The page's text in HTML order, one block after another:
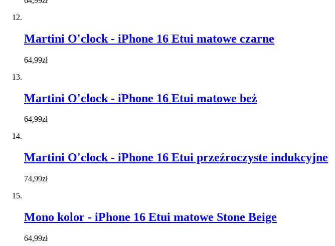
Martini O'clock - iPhone 16 Etui matowe czarne
64,99zł
Martini O'clock - iPhone 16 Etui matowe beż
64,99zł
Martini O'clock - iPhone 16 Etui przeźroczyste indukcyjne
74,99zł
Mono kolor - iPhone 16 Etui matowe Stone Beige
64,99zł